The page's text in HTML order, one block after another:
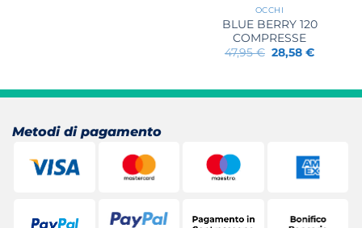
OCCHI
BLUE BERRY 120
COMPRESSE
47,95€ Il
prezzo
47,95 €.
28,58€Il
28,58 €.
Metodi di pagamento